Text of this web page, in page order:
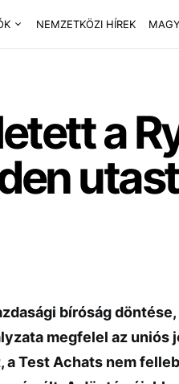
NEMZETKÖZI HÍREK
a
bíróság
megfelel az uniós
aTest Achats nem